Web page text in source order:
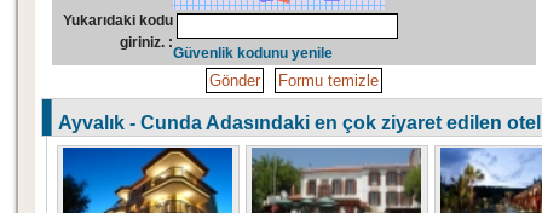
Yukarıdaki kodu
giriniz. :
Güvenlik kodunu yenile
Ayvalık - Cunda Adasındaki en çok ziyaret edilen